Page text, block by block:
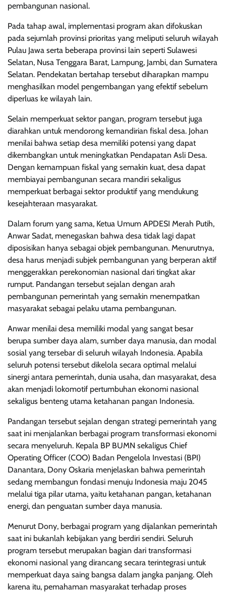
pembangunan nasional.
Pada tahap awal, implementasi program akan difokuskan
pada sejumlah provinsi prioritas yang meliputi seluruh wilayah
Pulau Jawa serta beberapa provinsi lain seperti Sulawesi
Selatan, Nusa Tenggara Barat, Lampung, Jambi, dan Sumatera
Selatan. Pendekatan bertahap tersebut diharapkan mampu
menghasilkan model pengembangan yang efektif sebelum
diperluas ke wilayah lain.
Selain memperkuat sektor pangan, program tersebut juga
diarahkan untuk mendorong kemandirian fiskal desa. Johan
menilai bahwa setiap desa memiliki potensi yang dapat
dikembangkan untuk meningkatkan Pendapatan Asli Desa.
Dengan kemampuan fiskal yang semakin kuat, desa dapat
membiayai pembangunan secara mandiri sekaligus
memperkuat berbagai sektor produktif yang mendukung
kesejahteraan masyarakat.
Dalam forum yang sama, Ketua Umum APDESI Merah Putih,
Anwar Sadat, menegaskan bahwa desa tidak lagi dapat
diposisikan hanya sebagai objek pembangunan. Menurutnya,
desa harus menjadi subjek pembangunan yang berperan aktif
menggerakkan perekonomian nasional dari tingkat akar
rumput. Pandangan tersebut sejalan dengan arah
pembangunan pemerintah yang semakin menempatkan
masyarakat sebagai pelaku utama pembangunan.
Anwar menilai desa memiliki modal yang sangat besar
berupa sumber daya alam, sumber daya manusia, dan modal
sosial yang tersebar di seluruh wilayah Indonesia. Apabila
seluruh potensi tersebut dikelola secara optimal melalui
sinergi antara pemerintah, dunia usaha, dan masyarakat, desa
akan menjadi lokomotif pertumbuhan ekonomi nasional
sekaligus benteng utama ketahanan pangan Indonesia.
Pandangan tersebut sejalan dengan strategi pemerintah yang
saat ini menjalankan berbagai program transformasi ekonomi
secara menyeluruh. Kepala BP BUMN sekaligus Chief
Operating Officer (COO) Badan Pengelola Investasi (BPI)
Danantara, Dony Oskaria menjelaskan bahwa pemerintah
sedang membangun fondasi menuju Indonesia maju 2045
melalui tiga pilar utama, yaitu ketahanan pangan, ketahanan
energi, dan penguatan sumber daya manusia.
Menurut Dony, berbagai program yang dijalankan pemerintah
saat ini bukanlah kebijakan yang berdiri sendiri. Seluruh
program tersebut merupakan bagian dari transformasi
ekonomi nasional yang dirancang secara terintegrasi untuk
memperkuat daya saing bangsa dalam jangka panjang. Oleh
karena itu, pemahaman masyarakat terhadap proses